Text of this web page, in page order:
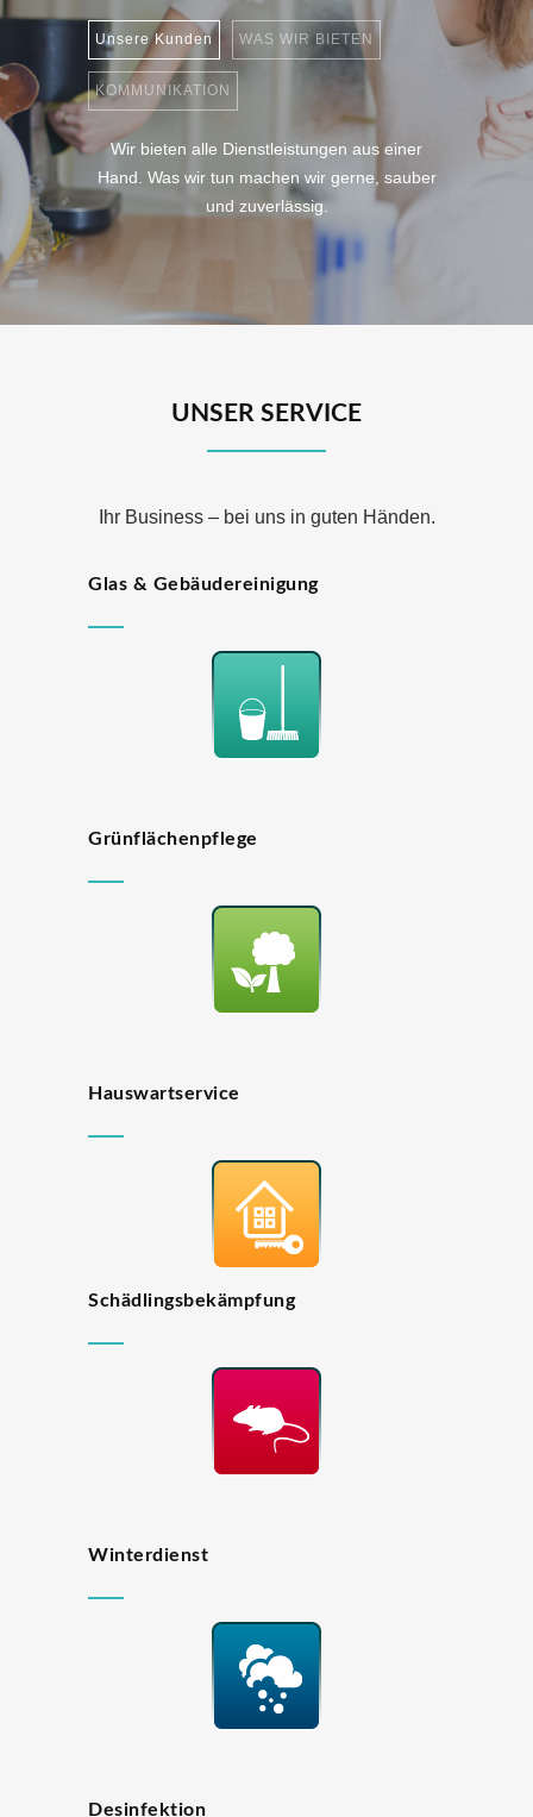
Unsere Kunden WAS WIR BIETEN
KOMMUNIKATION
Wir bieten alle Dienstleistungen aus einer
Hand. Was wir tun machen wir gerne, sauber
und zuverlässig.
UNSER SERVICE
Ihr Business – bei uns in guten Händen.
Glas & Gebäudereinigung
Grünflächenpflege
Hauswartservice
Schädlingsbekämpfung
Winterdienst
Desinfektion